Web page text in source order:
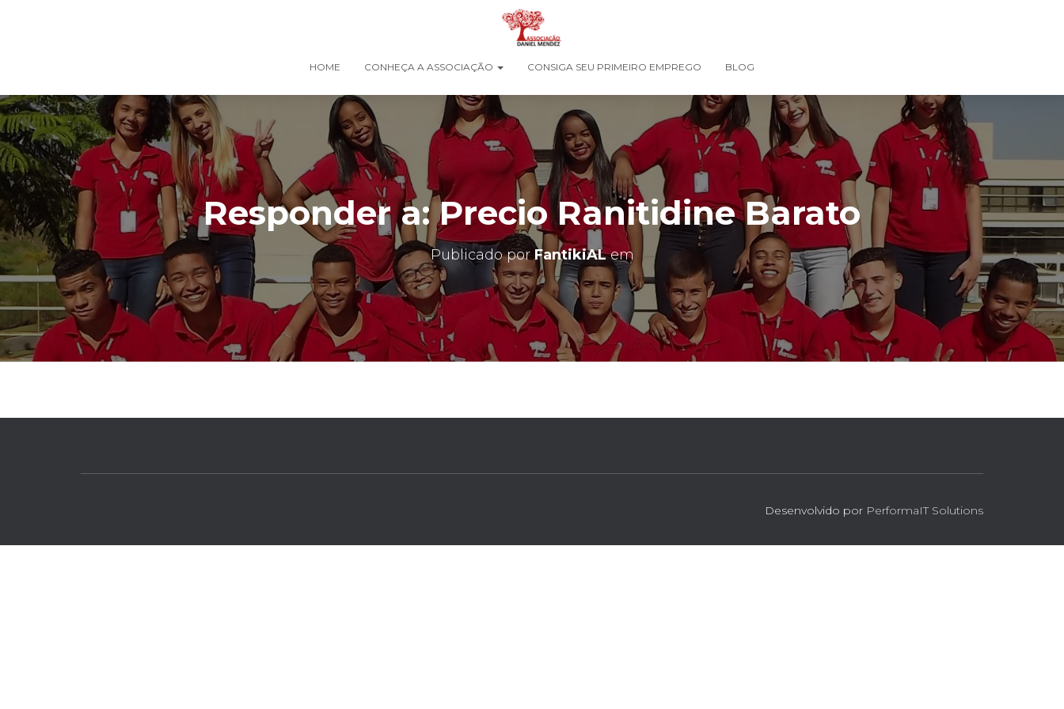
HOME CONHEÇA A ASSOCIAÇÃO CONSIGA SEU PRIMEIRO EMPREGO BLOG
Responder a: Precio Ranitidine Barato
Publicado porFantikiALem
Desenvolvido por PerformaIT Solutions